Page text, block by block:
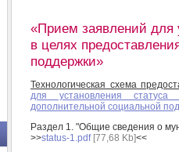
«Прием заявлений для
в целях
поддержки»
Технологическая схема
для установления
дополнительной социальной
Раздел 1. "Общие сведения о
>>status-1.pdf[77,68 Kb]<<